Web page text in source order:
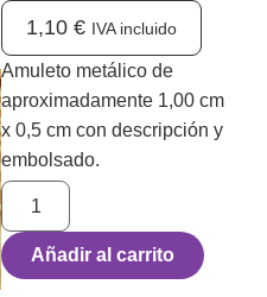
1,10 € IVA incluido
Amuleto metálico de
aproximadamente 1,00 cm
x 0,5 cm con descripción y
embolsado.
Añadir al carrito